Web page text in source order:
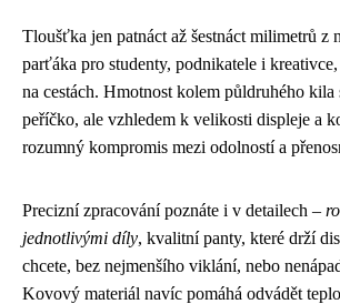
Tloušťka jen patnáct až šestnáct milimetrů z
parťáka pro studenty, podnikatele i
na cestách. Hmotnost kolem půldruhého kila
peříčko, ale vzhledem k velikosti displeje a
rozumný kompromis mezi odolností a
Precizní zpracování poznáte i v detailech –
jednotlivými díly, kvalitní panty, které drží
chcete, bez nejmenšího viklání, nebo
Kovový materiál navíc pomáhá odvádět